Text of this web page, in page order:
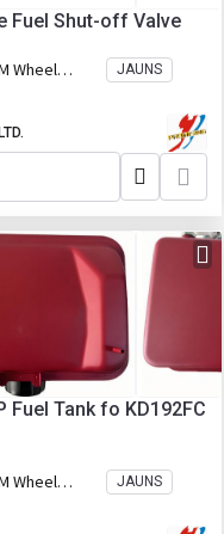
Fuel Shut-off Valve
Wheel
EVERUN
Wheel
TRANER
Loader,
Wheel
Loader,
JAUNS
Fuel Tank fo KD192FC
Wheel
EVERUN
JAUNS